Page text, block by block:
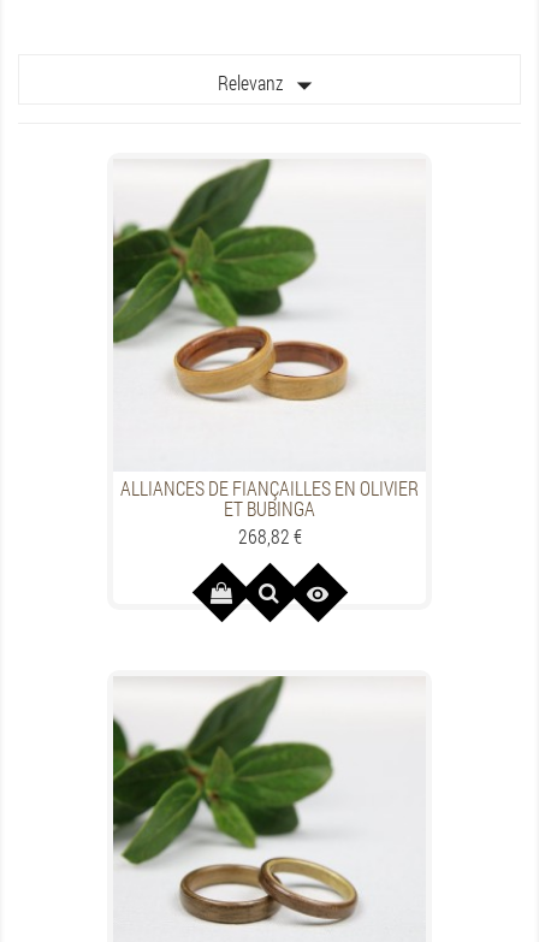
Relevanz 
ALLIANCES DE FIANÇAILLES EN OLIVIER
ET BUBINGA
Preis
268,82 €
